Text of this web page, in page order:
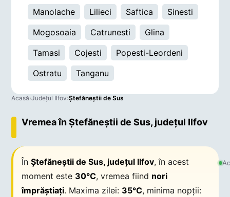
Manolache
Lilieci Saftica
Sinesti
Mogosoaia
Catrunesti
Glina
Tamasi
Cojesti
Popesti-Leordeni
Ostratu
Tanganu
Acasă›Județul Ilfov›Ştefăneştii de Sus
Vremea în Ştefăneştii de Sus, județul Ilfov
ÎnŞtefăneştii de Sus, județul Ilfov, în acest
moment este 30°C, vremea fiind nori
împrăștiați. Maxima zilei: 35°C, minima nopții: